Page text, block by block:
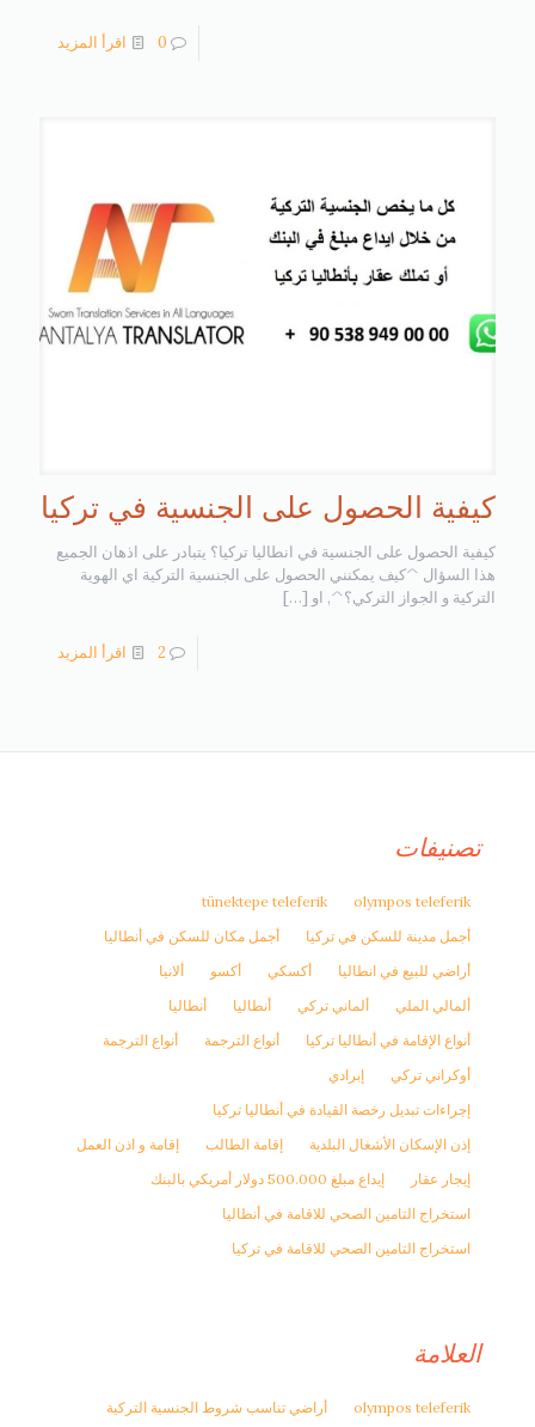
0 اقرأ المزيد
كيفية الحصول على الجنسية في تركيا
كيفية الحصول على الجنسية في انطاليا تركيا؟ يتبادر على اذهان الجميع
هذا السؤال ^كيف يمكنني الحصول على الجنسية التركية اي الهوية
التركية و الجواز التركي؟^, او […]
2 اقرأ المزيد
تصنيفات
olympos teleferik
tünektepe teleferik
أجمل مدينة للسكن في تركيا
أجمل مكان للسكن في أنطاليا
أراضي للبيع في انطاليا
أكسكي أكسو
ألانيا
ألمالي الملي
ألماني تركي أنطاليا
أنطاليا
أنواع الإقامة في أنطاليا تركيا
أنواع الترجمة
أنواع الترجمة
أوكراني تركي
إبرادي
إجراءات تبديل رخصة القيادة في أنطاليا تركيا
إذن الإسكان الأشغال البلدية
إقامة الطالب
إقامة و اذن العمل
إيجار عقار
إيداع مبلغ 500.000 دولار أمريكي بالبنك
استخراج التامين الصحي للاقامة في أنطاليا
استخراج التامين الصحي للاقامة في تركيا
العلامة
olympos teleferik
أراضي تناسب شروط الجنسية التركية